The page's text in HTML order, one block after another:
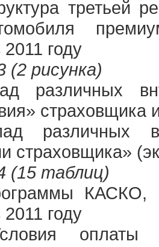
третьей
году
(2 рисунка)
различных
страховщика
различных
страховщика»
(15 таблиц)
КАСКО,
году